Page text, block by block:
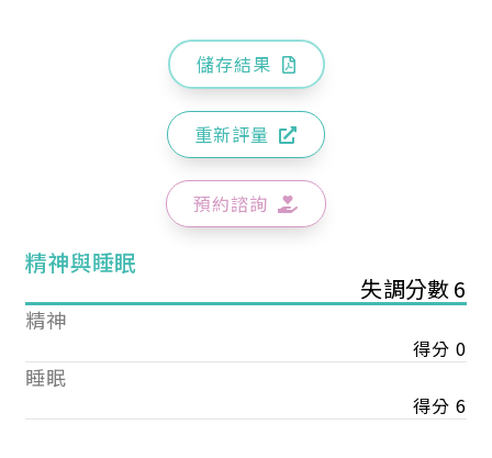
儲存結果
重新評量
預約諮詢
精神與睡眠
失調分數 6
精神
得分 0
睡眠
得分 6